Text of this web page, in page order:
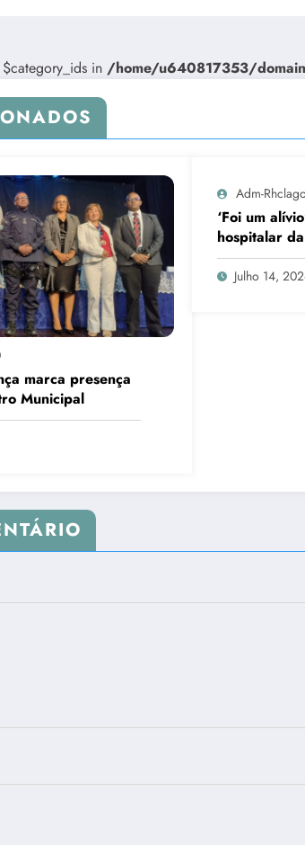
in /home/u640817353/
marca presença
Municipal
Adm-
‘Foi um
hospitalar
transforma
Julho 14,